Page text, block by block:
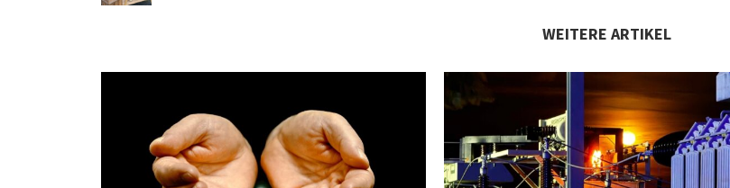
WEITERE ARTIKEL